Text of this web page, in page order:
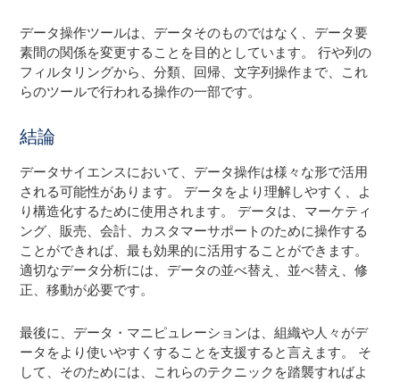
データ操作ツールは、データそのものではなく、データ要
素間の関係を変更することを目的としています。 行や列の
フィルタリングから、分類、回帰、文字列操作まで、これ
らのツールで行われる操作の一部です。
結論
データサイエンスにおいて、データ操作は様々な形で活用
される可能性があります。 データをより理解しやすく、よ
り構造化するために使用されます。 データは、マーケティ
ング、販売、会計、カスタマーサポートのために操作する
ことができれば、最も効果的に活用することができます。
適切なデータ分析には、データの並べ替え、並べ替え、修
正、移動が必要です。
最後に、データ・マニピュレーションは、組織や人々がデ
ータをより使いやすくすることを支援すると言えます。 そ
して、そのためには、これらのテクニックを踏襲すればよ